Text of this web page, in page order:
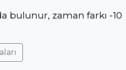
bulunur, zaman farkı -10